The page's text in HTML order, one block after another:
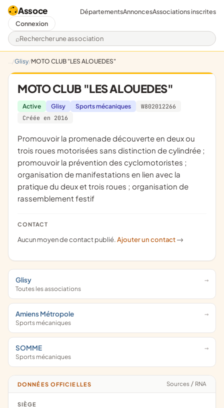
Assoce
Rechercher une association
DépartementsAnnoncesAssociations inscrites
Connexion
Glisy MOTO CLUB "LES ALOUEDES"
MOTO CLUB "LES ALOUEDES"
Active Glisy Sports mécaniques
W802012266
Créée en 2016
promouvoir la promenade découverte en deux ou
trois roues motorisées sans distinction de cylindrée ;
promouvoir la prévention des cyclomotoristes ;
organisation de manifestations en lien avec la
pratique du deux et trois roues ; organisation de
rassemblement festif
CONTACT
Aucun moyen de contact publié.Ajouter un contact ->
Glisy
Toutes les associations
Amiens Métropole
Sports mécaniques
SOMME
Sports mécaniques
DONNÉES OFFICIELLES Sources / RNA
SIÈGE